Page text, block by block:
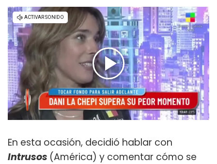
En esta ocasión, decidió hablar con
Intrusos (América) y comentar cómo se